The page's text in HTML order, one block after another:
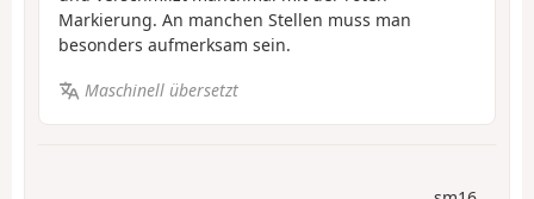
Markierung. An manchen Stellen muss man
besonders aufmerksam sein.
Maschinell übersetzt